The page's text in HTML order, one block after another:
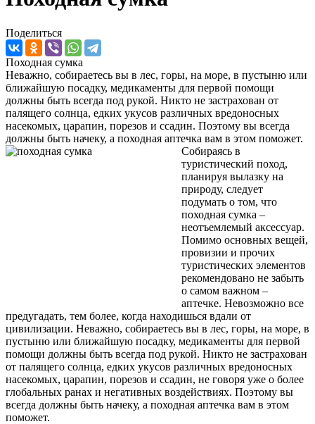
Поделиться
Походная сумка
Неважно, собираетесь вы в лес, горы, на море, в пустыню или
ближайшую посадку, медикаменты для первой помощи
должны быть всегда под рукой. Никто не застрахован от
палящего солнца, едких укусов различных вредоносных
насекомых, царапин, порезов и ссадин. Поэтому вы всегда
должны быть начеку, а походная аптечка вам в этом поможет.
Собираясь в
туристический поход,
планируя вылазку на
природу, следует
подумать о том, что
походная сумка –
неотъемлемый аксессуар.
Помимо основных вещей,
провизии и прочих
туристических элементов
рекомендовано не забыть
о самом важном –
аптечке. Невозможно все
предугадать, тем более, когда находишься вдали от
цивилизации. Неважно, собираетесь вы в лес, горы, на море, в
пустыню или ближайшую посадку, медикаменты для первой
помощи должны быть всегда под рукой. Никто не застрахован
от палящего солнца, едких укусов различных вредоносных
насекомых, царапин, порезов и ссадин, не говоря уже о более
глобальных ранах и негативных воздействиях. Поэтому вы
всегда должны быть начеку, а походная аптечка вам в этом
поможет.